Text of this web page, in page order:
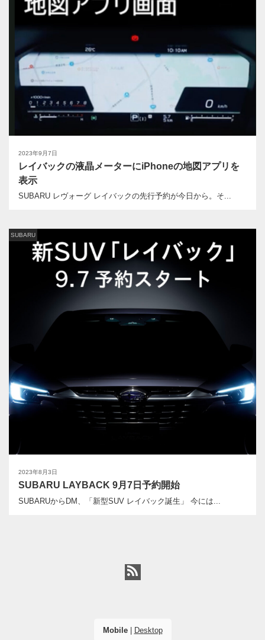
2023年9月7日
レイバックの液晶メーターにiPhoneの地図アプリを
表示
SUBARU レヴォーグ レイバックの先行予約が今日から。そ...
2023年8月3日
SUBARU
SUBARU LAYBACK 9月7日予約開始
SUBARUからDM、「新型SUV レイバック誕生」 今には...
Mobile| Desktop